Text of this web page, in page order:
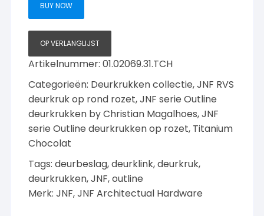
op
rozet,
Titanium-
Chocolat
met
Mirror
greep
aantal
BUY NOW
OP VERLANGLIJST
Artikelnummer:01.02069.31.TCH
Categorieën: Deurkrukken collectie,JNF RVS
deurkruk op rond rozet,JNF serie Outline
deurkrukken by Christian Magalhoes,JNF
serie Outline deurkrukken op rozet, Titanium
Chocolat
Tags:deurbeslag,deurklink,deurkruk,
deurkrukken,JNF,outline
Merk:JNF,JNF Architectual Hardware